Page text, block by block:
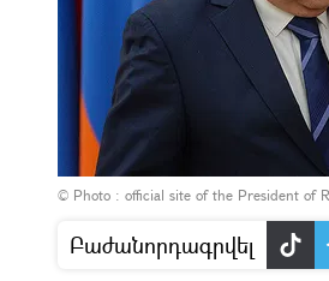
© Photo : official site of the President of
Բաժանորդագրվել